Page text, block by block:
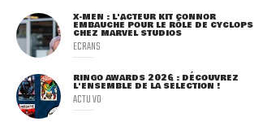
X-MEN : L'ACTEUR KIT CONNOR
EMBAUCHÉ POUR LE RÔLE DE CYCLOPS
CHEZ MARVEL STUDIOS
ECRANS
RINGO AWARDS 2026 : DÉCOUVREZ
L'ENSEMBLE DE LA SÉLECTION !
ACTU VO